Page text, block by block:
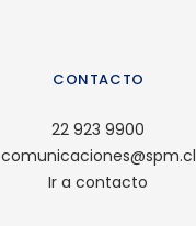
CONTACTO
22 923 9900
comunicaciones@spm.cl
Ir a contacto